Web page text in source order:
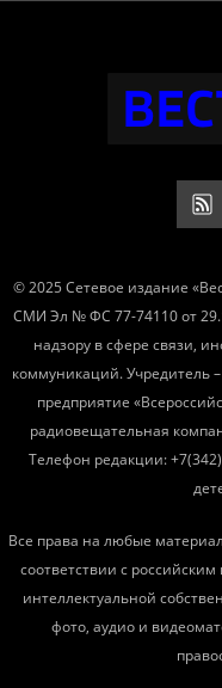
© 2025 Сетевое издание
СМИ Эл № ФС 77-74110 от
надзору в сфере связи,
коммуникаций. Учредитель
предприятие
радиовещательная
Телефон редакции:
Все права на любые
соответствии с
интеллектуальной
фото, аудио и